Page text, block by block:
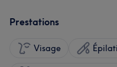
Prestations
Visage